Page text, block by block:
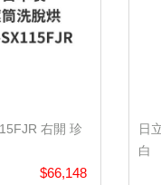
右開 珍
$66,148
日
白